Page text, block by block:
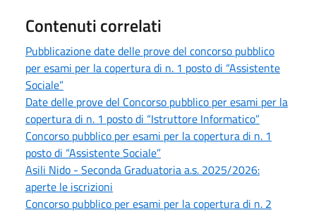
Contenuti correlati
Pubblicazione date delle prove del concorso pubblico
per esami per la copertura di n. 1 posto di “Assistente
Sociale”
Date delle prove del Concorso pubblico per esami per la
copertura di n. 1 posto di “Istruttore Informatico”
Concorso pubblico per esami per la copertura di n. 1
posto di “Assistente Sociale”
Asili Nido - Seconda Graduatoria a.s. 2025/2026:
aperte le iscrizioni
Concorso pubblico per esami per la copertura di n. 2